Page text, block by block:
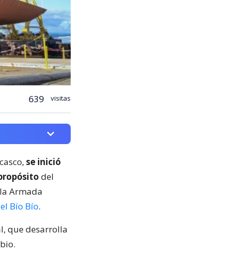
639 visitas
se inició
del
Armada
Bío Bío.
que desarrolla